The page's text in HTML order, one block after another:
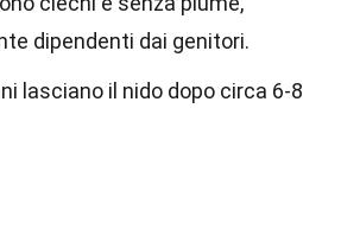
dipendenti dai genitori.
lasciano il nido dopo circa 6-8